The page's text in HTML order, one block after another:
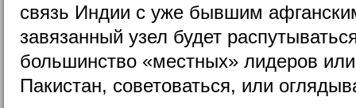
связь Индии с уже бывшим
завязанный узел будет
большинство «местных» лидеров
Пакистан, советоваться, или